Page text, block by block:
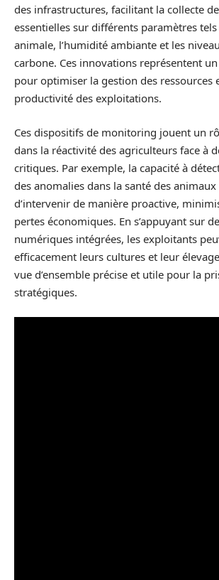
des infrastructures, facilitant la collecte
essentielles sur différents paramètres
animale, l’humidité ambiante et les
carbone. Ces innovations représentent
pour optimiser la gestion des ressources
productivité des exploitations.
Ces dispositifs de monitoring jouent un
dans la réactivité des agriculteurs face à
critiques. Par exemple, la capacité à
des anomalies dans la santé des
d’intervenir de manière proactive,
pertes économiques. En s’appuyant sur
numériques intégrées, les exploitants
efficacement leurs cultures et leur
vue d’ensemble précise et utile pour la
stratégiques.